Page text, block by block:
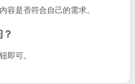
容是否符合自己的需求。
即可。